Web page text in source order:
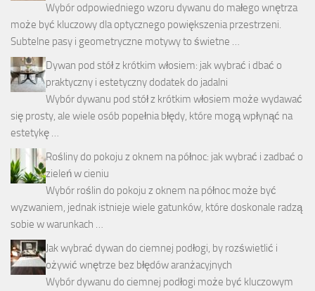
Wybór odpowiedniego wzoru dywanu do małego wnętrza
może być kluczowy dla optycznego powiększenia przestrzeni.
Subtelne pasy i geometryczne motywy to świetne …
Dywan pod stół z krótkim włosiem: jak wybrać i dbać o
praktyczny i estetyczny dodatek do jadalni
Wybór dywanu pod stół z krótkim włosiem może wydawać
się prosty, ale wiele osób popełnia błędy, które mogą wpłynąć na
estetykę …
Rośliny do pokoju z oknem na północ: jak wybrać i zadbać o
zieleń w cieniu
Wybór roślin do pokoju z oknem na północ może być
wyzwaniem, jednak istnieje wiele gatunków, które doskonale radzą
sobie w warunkach …
Jak wybrać dywan do ciemnej podłogi, by rozświetlić i
ożywić wnętrze bez błędów aranżacyjnych
Wybór dywanu do ciemnej podłogi może być kluczowym